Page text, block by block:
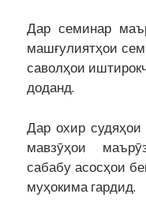
Дар семинар
машғулиятҳои
саволҳои
доданд.
Дар охир
мавзӯҳои
сабабу асосҳои
муҳокима гардид.